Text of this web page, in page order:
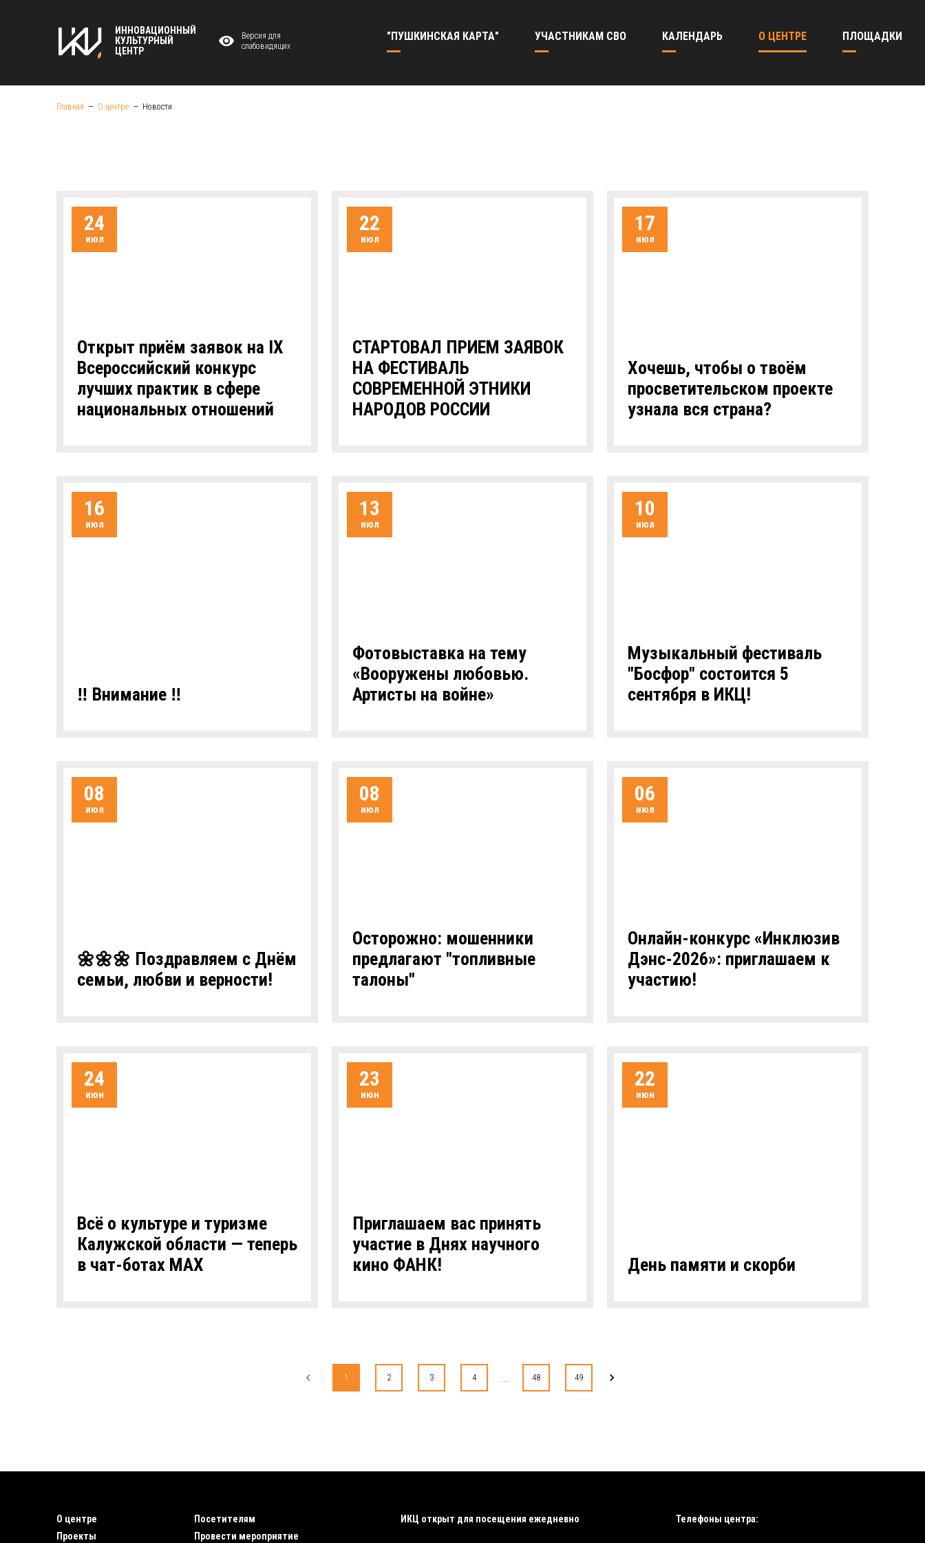
ИННОВАЦИОННЫЙ
КУЛЬТУРНЫЙ
ЦЕНТР
Версия для
слабовидящих
"ПУШКИНСКАЯ КАРТА" УЧАСТНИКАМ СВО КАЛЕНДАРЬ О ЦЕНТРЕ ПЛОЩАДКИ
Главная О центре Новости
24
июл
Открыт приём заявок на IХ
Всероссийский конкурс
лучших практик в сфере
национальных отношений
22
июл
СТАРТОВАЛ ПРИЕМ ЗАЯВОК
НА ФЕСТИВАЛЬ
СОВРЕМЕННОЙ ЭТНИКИ
НАРОДОВ РОССИИ
17
июл
Хочешь, чтобы о твоём
просветительском проекте
узнала вся страна?
16
июл
‼️ Внимание ‼️
13
июл
Фотовыставка на тему
«Вооружены любовью.
Артисты на войне»
10
июл
Музыкальный фестиваль
"Босфор" состоится 5
сентября в ИКЦ!
08
июл
🌼🌼🌼 Поздравляем с Днём
семьи, любви и верности!
08
июл
Осторожно: мошенники
предлагают "топливные
талоны"
06
июл
Онлайн-конкурс «Инклюзив
Дэнс-2026»: приглашаем к
участию!
24
июн
Всё о культуре и туризме
Калужской области — теперь
в чат-ботах MAX
23
июн
Приглашаем вас принять
участие в Днях научного
кино ФАНК!
22
июн
День памяти и скорби
1 2 3 4 48 49
О центре
Проекты
Посетителям
Провести мероприятие
ИКЦ открыт для посещения ежедневно Телефоны центра: